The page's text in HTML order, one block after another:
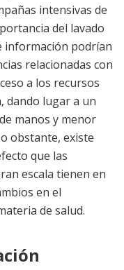
intensivas de
del lavado
información podrían
relacionadas con
a los recursos
dando lugar a un
manos y menor
obstante, existe
que las
escala tienen en
en el
de salud.